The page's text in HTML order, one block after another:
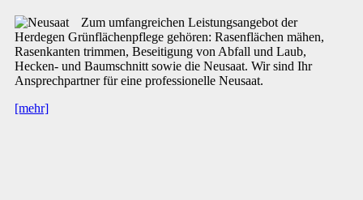
Zum umfangreichen Leistungsangebot der
Herdegen Grünflächenpflege gehören: Rasenflächen mähen,
Rasenkanten trimmen, Beseitigung von Abfall und Laub,
Hecken- und Baumschnitt sowie die Neusaat. Wir sind Ihr
Ansprechpartner für eine professionelle Neusaat.
[mehr]